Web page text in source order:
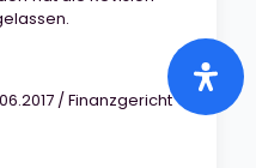
/ Finanzgericht